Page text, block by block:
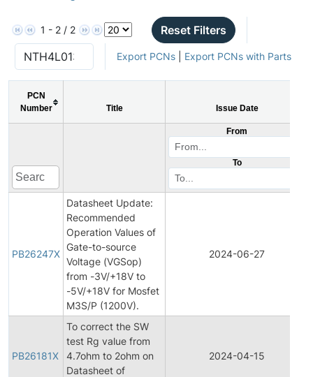
1 - 2 / 2 Reset Filters
Export PCNs| Export PCNs with Parts
PCN
Number
Title Issue Date
From
To
PB26247X
Datasheet Update:
Recommended
Operation Values of
Gate-to-source
Voltage (VGSop)
from -3V/+18V to
-5V/+18V for Mosfet
M3S/P (1200V).
2024-06-27
PB26181X
To correct the SW
test Rg value from
4.7ohm to 2ohm on
Datasheet of
2024-04-15